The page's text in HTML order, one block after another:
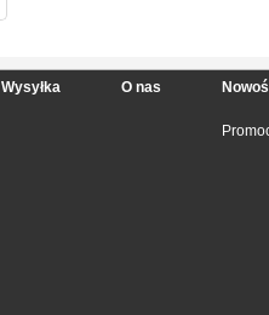
Wysyłka O nas